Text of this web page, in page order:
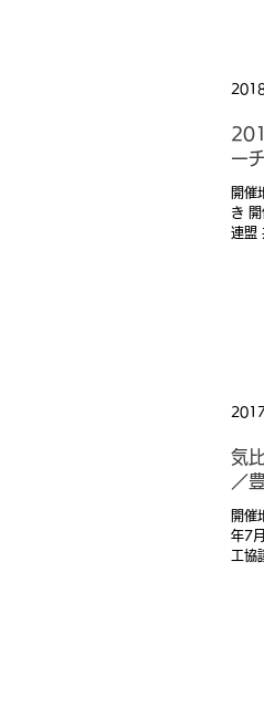
ー
開催
き
連盟
気
／
開催
年7
工協